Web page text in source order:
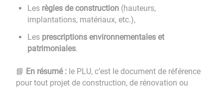
Les règles de construction (hauteurs,
implantations, matériaux, etc.),
Les prescriptions environnementales et
patrimoniales.
📘 En résumé : le PLU, c’est le document de référence
pour tout projet de construction, de rénovation ou